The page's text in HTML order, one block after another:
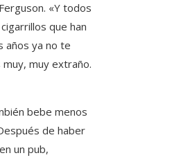
«Y todos
que han
años ya no te
muy extraño.
bebe menos
de haber
un pub,